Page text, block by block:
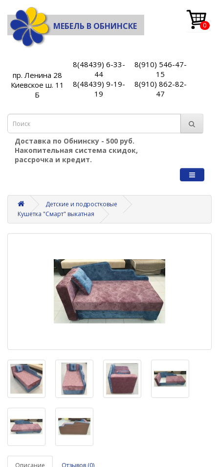
МЕБЕЛЬ В ОБНИНСКЕ 0
пр. Ленина 28
Киевское ш. 11
Б
8(48439) 6-33-
44
8(48439) 9-19-
19
8(910) 546-47-
15
8(910) 862-82-
47
Доставка по Обнинску - 500 руб.
Накопительная система скидок,
рассрочка и кредит.
Детские и подростковые
Кушетка "Смарт" выкатная
Описание Отзывов (0)